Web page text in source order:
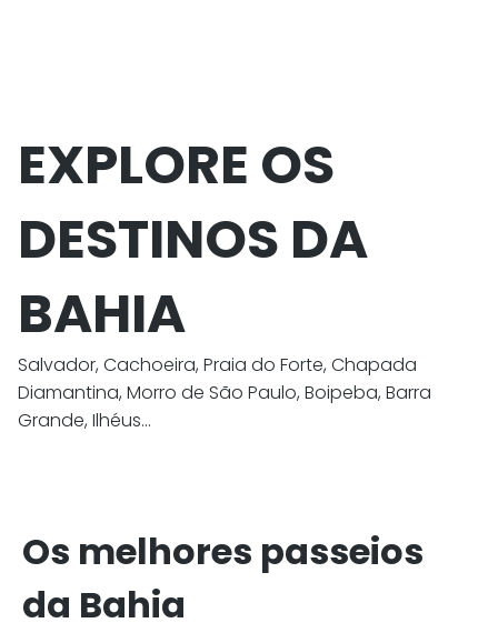
EXPLORE OS
DESTINOS DA
BAHIA
Salvador, Cachoeira, Praia do Forte, Chapada
Diamantina, Morro de São Paulo, Boipeba, Barra
Grande, Ilhéus...
Os melhores passeios
da Bahia